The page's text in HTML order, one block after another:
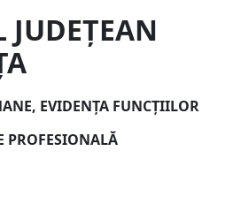
EVIDENŢA FUNCŢIILOR
PROFESIONALĂ